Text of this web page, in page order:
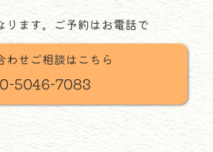
ります。ご予約はお電話で
わせご相談はこちら
5046-7083